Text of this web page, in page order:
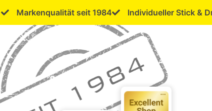
to
content
Markenqualität seit 1984 Individueller Stick &